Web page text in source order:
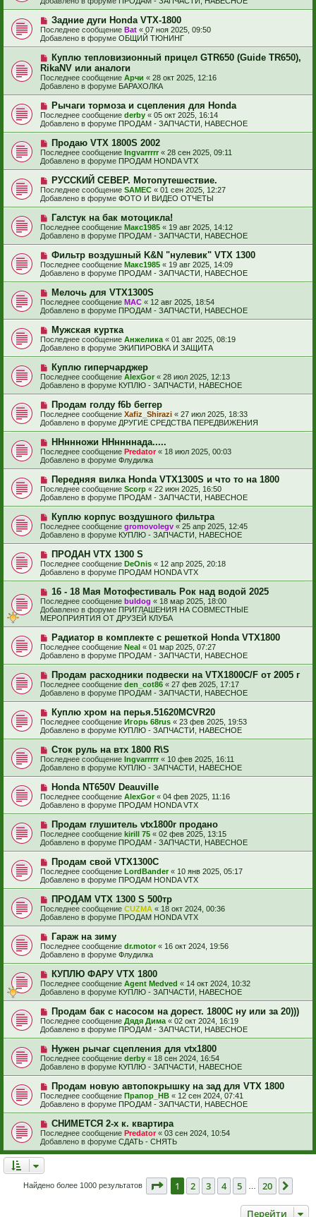
и
е
о
б
щ
е
н
и
е
е
с
о
о
б
щ
е
и
е
Н
о
в
е
с
о
о
б
щ
е
и
е
Задние дуги Honda VTX-1800
Последнее сообщение Bat « 07 ноя 2025, 09:50
Добавлено в форуме ОБЩИЙ ТЮНИНГ
Н
о
в
о
е
с
о
б
щ
е
и
е
Куплю тепловизионный прицел GTR650 (Guide TR650),
RikaNV или аналоги
Последнее сообщение Арчи « 28 окт 2025, 12:16
Добавлено в форуме БАРАХОЛКА
Н
о
в
е
с
о
о
б
щ
е
н
и
е
Рычаги тормоза и сцепления для Honda
Последнее сообщение derby « 05 окт 2025, 16:14
Добавлено в форуме ПРОДАМ - ЗАПЧАСТИ, НАВЕСНОЕ
Н
о
в
е
с
о
о
б
щ
е
н
и
е
Продаю VTX 1800S 2002
Последнее сообщение Ingvarrrrr « 28 сен 2025, 09:11
Добавлено в форуме ПРОДАМ HONDA VTX
Н
о
в
е
с
о
о
б
щ
е
н
и
е
РУССКИЙ СЕВЕР. Мотопутешествие.
Последнее сообщение SAMEC « 01 сен 2025, 12:27
Добавлено в форуме ФОТО И ВИДЕО ОТЧЕТЫ
Н
о
в
с
о
о
б
щ
е
н
и
е
Галстук на бак мотоцикла!
Последнее сообщение Макс1985 « 19 авг 2025, 14:12
Добавлено в форуме ПРОДАМ - ЗАПЧАСТИ, НАВЕСНОЕ
Н
о
в
е
с
о
о
б
щ
е
н
и
е
Фильтр воздушный K&N "нулевик" VTX 1300
Последнее сообщение Макс1985 « 19 авг 2025, 14:09
Добавлено в форуме ПРОДАМ - ЗАПЧАСТИ, НАВЕСНОЕ
Н
о
в
е
с
о
о
б
щ
е
н
и
е
Мелочь для VTX1300S
Последнее сообщение МАС « 12 авг 2025, 18:54
Добавлено в форуме ПРОДАМ - ЗАПЧАСТИ, НАВЕСНОЕ
Н
о
в
е
с
о
о
б
щ
е
н
и
е
Мужская куртка
Последнее сообщение Анжелика « 01 авг 2025, 08:19
Добавлено в форуме ЭКИПИРОВКА И ЗАЩИТА
Н
о
в
е
с
о
о
б
щ
е
н
и
е
Куплю гиперчарджер
Последнее сообщение AlexGor « 28 июл 2025, 12:13
Добавлено в форуме КУПЛЮ - ЗАПЧАСТИ, НАВЕСНОЕ
Н
о
в
е
с
о
о
б
щ
е
н
и
е
Продам голду f6b беггер
Последнее сообщение Xafiz_Shirazi « 27 июл 2025, 18:33
Добавлено в форуме ДРУГИЕ СРЕДСТВА ПЕРЕДВИЖЕНИЯ
Н
о
в
е
с
о
о
б
щ
е
н
и
е
ННннножи ННннннада.....
Последнее сообщение Predator« 18 июл 2025, 00:03
Добавлено в форуме Флудилка
Н
о
в
е
с
о
о
б
щ
е
н
и
е
Передняя вилка Honda VTX1300S и что то на 1800
Последнее сообщение Scorp « 22 июн 2025, 16:50
Добавлено в форуме ПРОДАМ - ЗАПЧАСТИ, НАВЕСНОЕ
Н
о
в
е
с
о
о
б
щ
е
н
и
е
Куплю корпус воздушного фильтра
Последнее сообщение gromovolegv « 25 апр 2025, 12:45
Добавлено в форуме КУПЛЮ - ЗАПЧАСТИ, НАВЕСНОЕ
Н
о
в
с
о
о
б
щ
н
и
е
ПРОДАН VTX 1300 S
Последнее сообщение DeOnis « 12 апр 2025, 20:18
Добавлено в форуме ПРОДАМ HONDA VTX
Н
о
в
о
с
о
о
б
щ
н
и
е
16 - 18 Мая Мотофестиваль Рок над водой 2025
Последнее сообщение buldog « 18 мар 2025, 18:00
Добавлено в форуме ПРИГЛАШЕНИЯ НА СОВМЕСТНЫЕ
МЕРОПРИЯТИЯ ОТ ДРУЗЕЙ КЛУБА
Н
о
в
е
с
о
о
б
щ
е
н
и
е
Радиатор в комплекте с решеткой Honda VTX1800
Последнее сообщение Neal « 01 мар 2025, 07:27
Добавлено в форуме ПРОДАМ - ЗАПЧАСТИ, НАВЕСНОЕ
Н
о
в
е
с
о
о
б
щ
е
н
и
е
Продам расходники подвески на VTX1800C/F от 2005 г
Последнее сообщение den_cot86 « 27 фев 2025, 17:17
Добавлено в форуме ПРОДАМ - ЗАПЧАСТИ, НАВЕСНОЕ
Н
о
в
с
о
о
б
щ
е
н
и
е
Куплю хром на перья.51620MCVR20
Последнее сообщение Игорь 68rus « 23 фев 2025, 19:53
Добавлено в форуме КУПЛЮ - ЗАПЧАСТИ, НАВЕСНОЕ
Н
о
в
е
с
о
о
б
щ
е
н
и
е
Сток руль на втх 1800 R\S
Последнее сообщение Ingvarrrrr « 10 фев 2025, 16:11
Добавлено в форуме КУПЛЮ - ЗАПЧАСТИ, НАВЕСНОЕ
Н
о
в
е
с
о
о
б
щ
е
н
и
е
Honda NT650V Deauville
Последнее сообщение AlexGor« 04 фев 2025, 11:16
Добавлено в форуме ПРОДАМ HONDA VTX
Н
о
в
е
с
о
о
б
щ
е
н
и
е
Продам глушитель vtx1800r продано
Последнее сообщение kirill 75 « 02 фев 2025, 13:15
Добавлено в форуме ПРОДАМ - ЗАПЧАСТИ, НАВЕСНОЕ
Н
о
в
е
с
о
о
б
щ
е
н
и
е
Продам свой VTX1300C
Последнее сообщение LordBander« 10 янв 2025, 05:17
Добавлено в форуме ПРОДАМ HONDA VTX
Н
о
в
е
с
о
о
б
щ
е
н
и
е
ПРОДАМ VTX 1300 S 500тр
Последнее сообщение CUZMA « 18 окт 2024, 00:36
Добавлено в форуме ПРОДАМ HONDA VTX
Н
о
в
е
с
о
о
б
щ
е
н
и
е
Гараж на зиму
Последнее сообщение dr.motor« 16 окт 2024, 19:56
Добавлено в форуме Флудилка
Н
о
в
е
с
о
о
б
щ
е
н
и
е
КУПЛЮ ФАРУ VTX 1800
Последнее сообщение Agent Medved « 14 окт 2024, 10:32
Добавлено в форуме КУПЛЮ - ЗАПЧАСТИ, НАВЕСНОЕ
Н
о
в
е
с
о
о
б
щ
е
н
и
е
Продам бак с насосом на дорест. 1800С ну или за 20)))
Последнее сообщение Дядя Дима « 02 окт 2024, 16:19
Добавлено в форуме ПРОДАМ - ЗАПЧАСТИ, НАВЕСНОЕ
Н
о
в
е
с
о
о
б
щ
е
н
и
Нужен рычаг сцепления для vtx1800
Последнее сообщение derby « 18 сен 2024, 16:54
Добавлено в форуме КУПЛЮ - ЗАПЧАСТИ, НАВЕСНОЕ
Н
о
в
с
о
о
б
и
Продам новую автопокрышку на зад для VTX 1800
Последнее сообщение Прапор_НВ « 12 сен 2024, 07:41
Добавлено в форуме ПРОДАМ - ЗАПЧАСТИ, НАВЕСНОЕ
Н
о
в
е
б
СНИМЕТСЯ 2-х к. квартира
Последнее сообщение Predator« 03 сен 2024, 10:54
Добавлено в форуме СДАТЬ - СНЯТЬ
Найдено более 1000 результатов Страница из 20
1 2 3 4 5 20
Перейти